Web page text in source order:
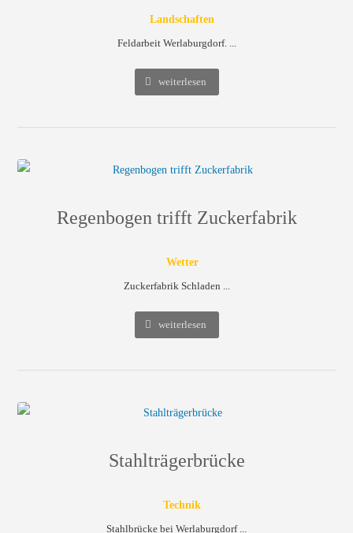
Landschaften
Feldarbeit Werlaburgdorf. ...
weiterlesen
Regenbogen trifft Zuckerfabrik
Wetter
Zuckerfabrik Schladen ...
weiterlesen
Stahlträgerbrücke
Technik
Stahlbrücke bei Werlaburgdorf ...